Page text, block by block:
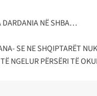
DARDANIA NË SHBA…
SE NE SHQIPTARËT
NGELUR PËRSËRI TË